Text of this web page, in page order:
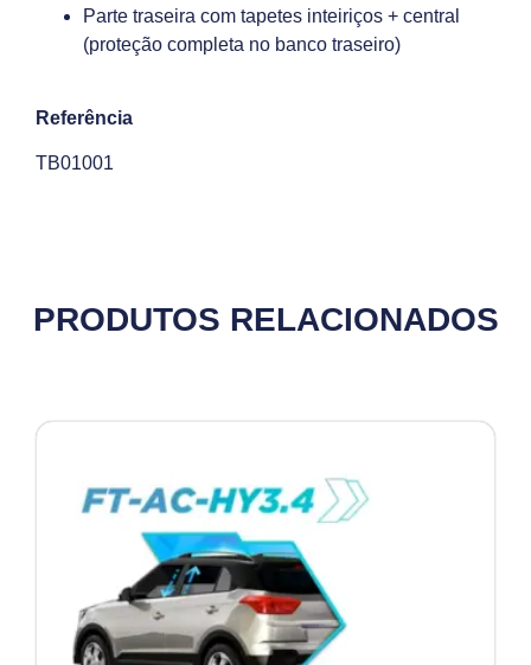
Parte traseira com tapetes inteiriços + central
(proteção completa no banco traseiro)
Referência
TB01001
PRODUTOS RELACIONADOS